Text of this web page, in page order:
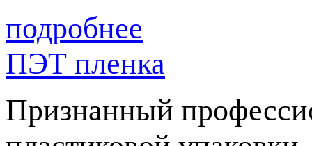
подробнее
ПЭТ пленка
Признанный